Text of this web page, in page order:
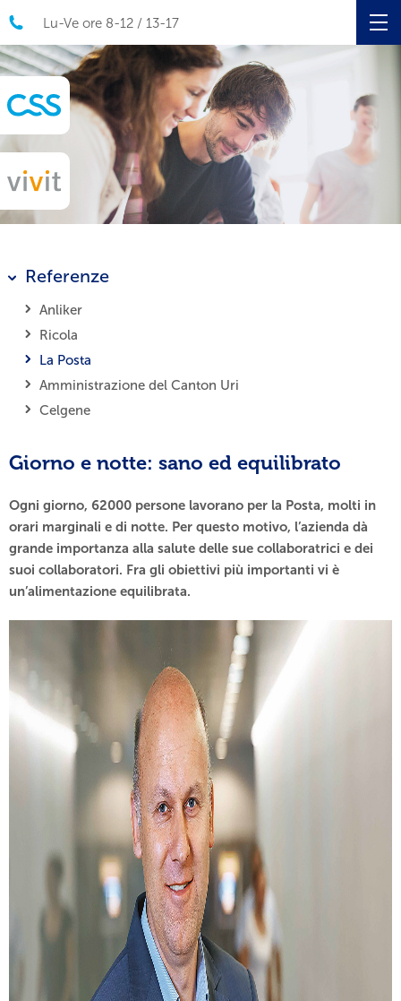
Lu-Ve ore 8-12 / 13-17
Referenze
Anliker
Ricola
La Posta
Amministrazione del Canton Uri
Celgene
Giorno e notte: sano ed equilibrato
Ogni giorno, 62000 persone lavorano per la Posta, molti in
orari marginali e di notte. Per questo motivo, l’azienda dà
grande importanza alla salute delle sue collaboratrici e dei
suoi collaboratori. Fra gli obiettivi più importanti vi è
un’alimentazione equilibrata.